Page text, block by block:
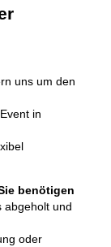
uns um den
in
benötigen
abgeholt und
oder